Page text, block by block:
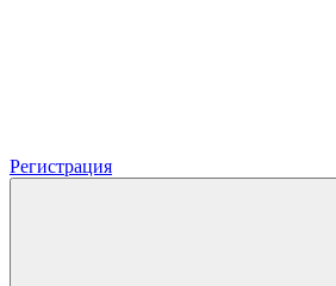
Регистрация